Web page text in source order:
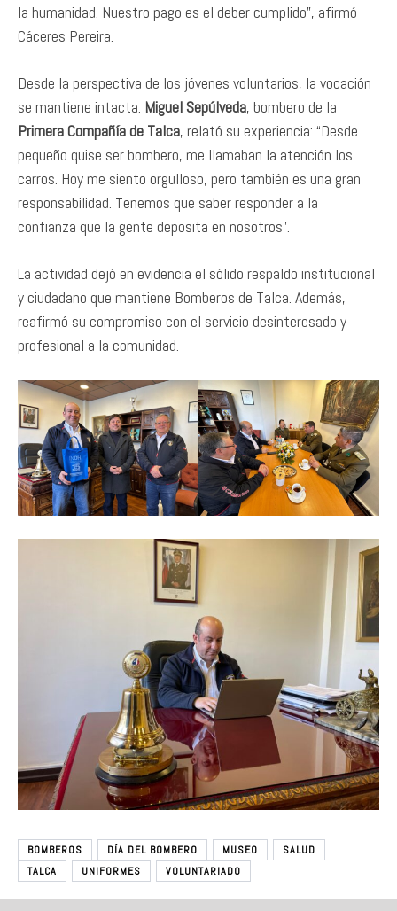
la humanidad. Nuestro pago es el deber cumplido”, afirmó
Cáceres Pereira.
Desde la perspectiva de los jóvenes voluntarios, la vocación
se mantiene intacta. Miguel Sepúlveda, bombero de la
Primera Compañía de Talca, relató su experiencia: “Desde
pequeño quise ser bombero, me llamaban la atención los
carros. Hoy me siento orgulloso, pero también es una gran
responsabilidad. Tenemos que saber responder a la
confianza que la gente deposita en nosotros”.
La actividad dejó en evidencia el sólido respaldo institucional
y ciudadano que mantiene Bomberos de Talca. Además,
reafirmó su compromiso con el servicio desinteresado y
profesional a la comunidad.
BOMBEROS DÍA DEL BOMBERO MUSEO
SALUD
TALCA
UNIFORMES VOLUNTARIADO